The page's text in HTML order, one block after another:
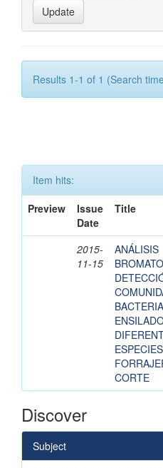
Results 1-1 of 1 (Search
Item hits:
Preview
Issue
Date
Title
2015-
11-15
ANÁLISIS
ESPECIES
CORTE
Discover
Subject